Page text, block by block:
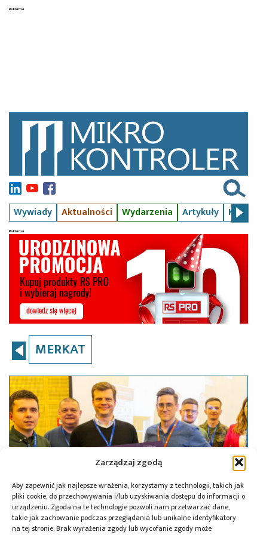
Zarządzaj zgodą
Aby zapewnić jak najlepsze wrażenia, korzystamy z technologii, takich jak
pliki cookie, do przechowywania i/lub uzyskiwania dostępu do informacji o
urządzeniu. Zgoda na te technologie pozwoli nam przetwarzać dane,
takie jak zachowanie podczas przeglądania lub unikalne identyfikatory
na tej stronie. Brak wyrażenia zgody lub wycofanie zgody może
Wywiady Aktualności Wydarzenia Artykuły Kursy
MERKAT